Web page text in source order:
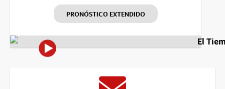
PRONÓSTICO EXTENDIDO
El